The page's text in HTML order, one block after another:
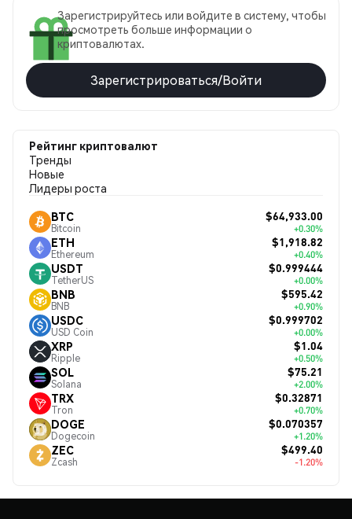
Зарегистрируйтесь или войдите в систему, чтобы
просмотреть больше информации о
криптовалютах.
Зарегистрироваться/Войти
Рейтинг криптовалют
Тренды
Новые
Лидеры роста
BTC
Bitcoin
$64,933.00
+0.30%
ETH
Ethereum
$1,918.82
+0.40%
USDT
TetherUS
$0.999444
+0.00%
BNB
BNB
$595.42
+0.90%
USDC
USD Coin
$0.999702
+0.00%
XRP
Ripple
$1.04
+0.50%
SOL
Solana
$75.21
+2.00%
TRX
Tron
$0.32871
+0.70%
DOGE
Dogecoin
$0.070357
+1.20%
ZEC
Zcash
$499.40
-1.20%